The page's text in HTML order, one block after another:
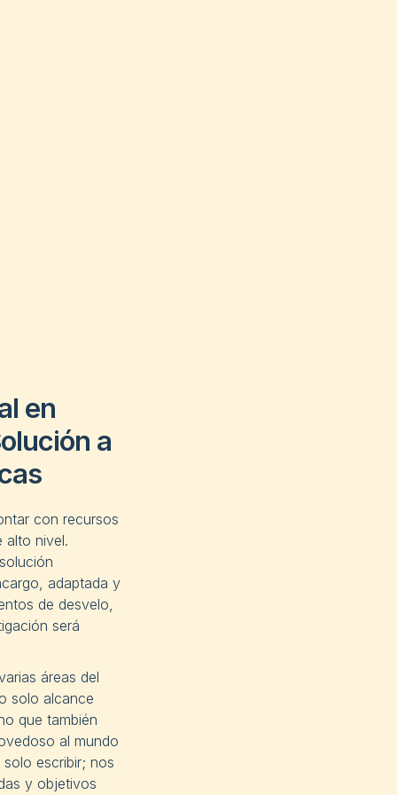
en
a
con recursos
alto nivel.
adaptada y
de desvelo,
será
áreas del
solo alcance
que también
al mundo
escribir; nos
y objetivos